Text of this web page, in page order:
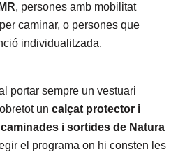
, persones amb mobilitat
caminar, o persones que
individualitzada.
portar sempre un vestuari
un calçat protector i
caminades i sortides de Natura
el programa on hi consten les